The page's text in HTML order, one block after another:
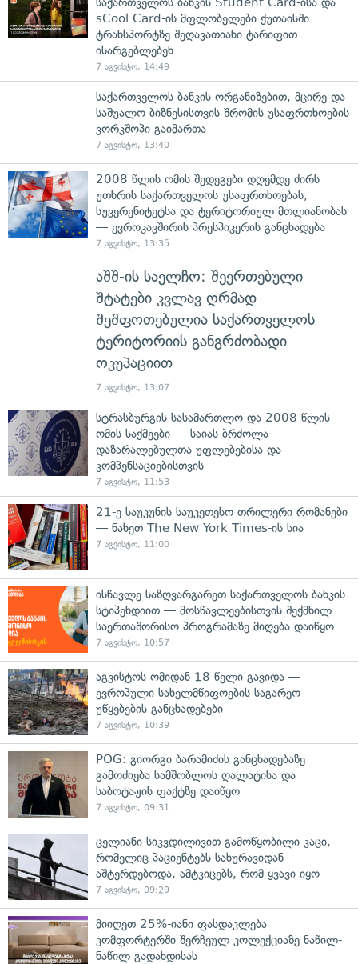
sCool Card-ის მფლობელები ქუთაისში
ტრანსპორტზე შეღავათიანი ტარიფით
ისარგებლებენ
7 აგვისტო, 14:49
საქართველოს ბანკის ორგანიზებით, მცირე და
საშუალო ბიზნესისთვის შრომის უსაფრთხოების
ვორკშოპი გაიმართა
7 აგვისტო, 13:40
2008 წლის ომის შედეგები დღემდე ძირს
უთხრის საქართველოს უსაფრთხოებას,
სუვერენიტეტსა და ტერიტორიულ მთლიანობას
— ევროკავშირის პრესპიკერის განცხადება
7 აგვისტო, 13:35
აშშ-ის საელჩო: შეერთებული
შტატები კვლავ ღრმად
შეშფოთებულია საქართველოს
ტერიტორიის განგრძობადი
ოკუპაციით
7 აგვისტო, 13:07
სტრასბურგის სასამართლო და 2008 წლის
ომის საქმეები — საიას ბრძოლა
დაზარალებულთა უფლებებისა და
კომპენსაციებისთვის
7 აგვისტო, 11:53
21-ე საუკუნის საუკეთესო თრილერი რომანები
— ნახეთ The New York Times-ის სია
7 აგვისტო, 11:00
ისწავლე საზღვარგარეთ საქართველოს ბანკის
სტიპენდიით — მოსწავლეებისთვის შექმნილ
საერთაშორისო პროგრამაზე მიღება დაიწყო
7 აგვისტო, 10:57
აგვისტოს ომიდან 18 წელი გავიდა —
ევროპული სახელმწიფოების საგარეო
უწყებების განცხადებები
7 აგვისტო, 10:39
POG: გიორგი ბარამიძის განცხადებაზე
გამოძიება სამშობლოს ღალატისა და
საბოტაჟის ფაქტზე დაიწყო
7 აგვისტო, 09:31
ცელიანი სიკვდილივით გამოწყობილი კაცი,
რომელიც პაციენტებს სახურავიდან
აშტერდებოდა, ამტკიცებს, რომ ყვავი იყო
7 აგვისტო, 09:29
მიიღეთ 25%-იანი ფასდაკლება
კომფორტერში შერჩეულ კოლექციაზე ნაწილ-
ნაწილ გადახდისას